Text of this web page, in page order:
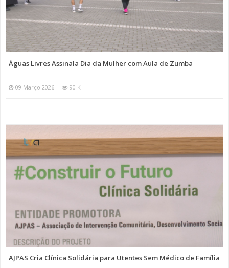
Águas Livres Assinala Dia da Mulher com Aula de Zumba
09 Março 2026 90 K
AJPAS Cria Clínica Solidária para Utentes Sem Médico de Família